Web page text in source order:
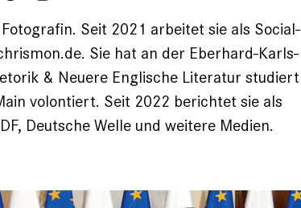
Seit 2021 arbeitet sie als Social-
Sie hat an der Eberhard-Karls-
& Neuere Englische Literatur studiert
volontiert. Seit 2022 berichtet sie als
Deutsche Welle und weitere Medien.